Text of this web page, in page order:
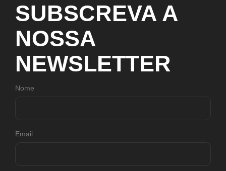
SUBSCREVA A
NOSSA
NEWSLETTER
Nome
Email